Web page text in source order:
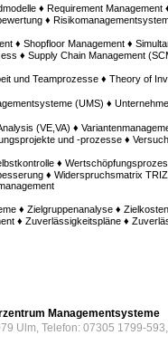
♦ Requirement
♦
♦ Shopfloor Management ♦
♦ Supply Chain Management
und Teamprozesse ♦ Theory of
(UMS) ♦
(VE,VA) ♦
und -prozesse ♦
♦
♦ Widerspruchsmatrix
♦ Zielgruppenanalyse ♦
♦ Zuverlässigkeitspläne ♦
Managementsysteme
Ulm, Telefon: 07305 1799-